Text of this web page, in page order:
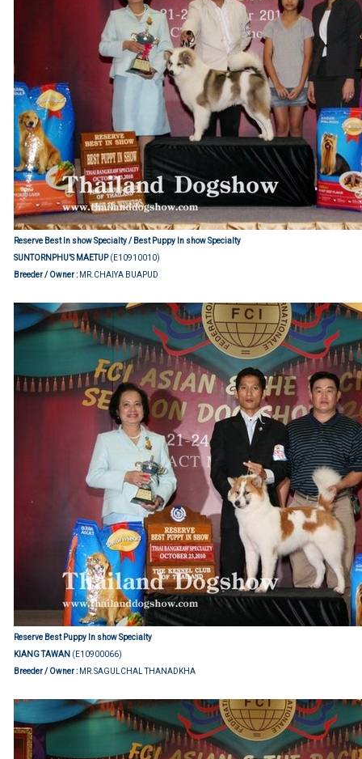
Reserve Best In show Specialty / Best Puppy In show Specialty
SUNTORNPHU’S MAETUP(E10910010)
Breeder / Owner : MR.CHAIYA BUAPUD
Reserve Best Puppy In show Specialty
KIANG TAWAN (E10900066)
Breeder / Owner : MR.SAGULCHAL THANADKHA